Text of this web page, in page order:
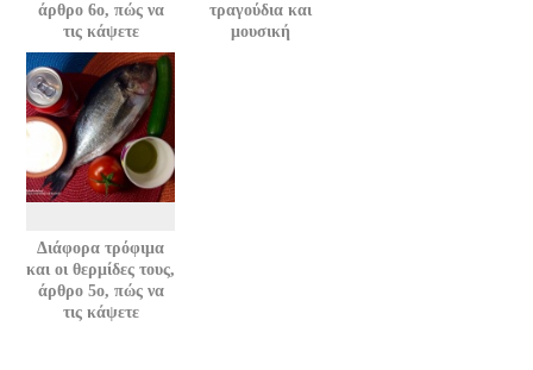
άρθρο 6ο, πώς να
τις κάψετε
τραγούδια και
μουσική
Διάφορα τρόφιμα
και οι θερμίδες τους,
άρθρο 5ο, πώς να
τις κάψετε